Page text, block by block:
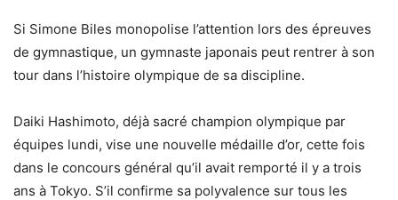
Si Simone Biles monopolise l’attention lors des épreuves
de gymnastique, un gymnaste japonais peut rentrer à son
tour dans l’histoire olympique de sa discipline.
Daiki Hashimoto, déjà sacré champion olympique par
équipes lundi, vise une nouvelle médaille d’or, cette fois
dans le concours général qu’il avait remporté il y a trois
ans à Tokyo. S’il confirme sa polyvalence sur tous les